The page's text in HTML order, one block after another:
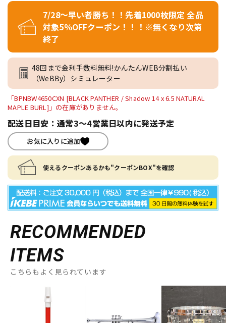
7/28～早い者勝ち！！先着1000枚限定 全品
対象5％OFFクーポン！！！※無くなり次第
終了
48回まで金利手数料無料!かんたんWEB分割払い
（WeBBy）シミュレーター
「BPNBW4650CXN [BLACK PANTHER / Shadow 14 x 6.5 NATURAL
MAPLE BURL]」の在庫がありません。
配送日目安：通常3～4営業日以内に発送予定
お気に入りに追加
使えるクーポンあるかも"クーポンBOX"を確認
RECOMMENDED
ITEMS
こちらもよく見られています